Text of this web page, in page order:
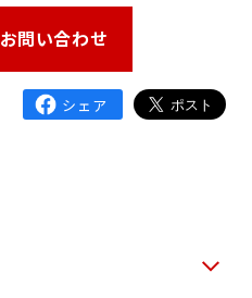
お問い合わせ